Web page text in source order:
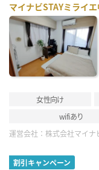
マイナビSTAYミライ
女性向け
wifiあり
運営会社： 株式会社マイナ
割引キャンペーン